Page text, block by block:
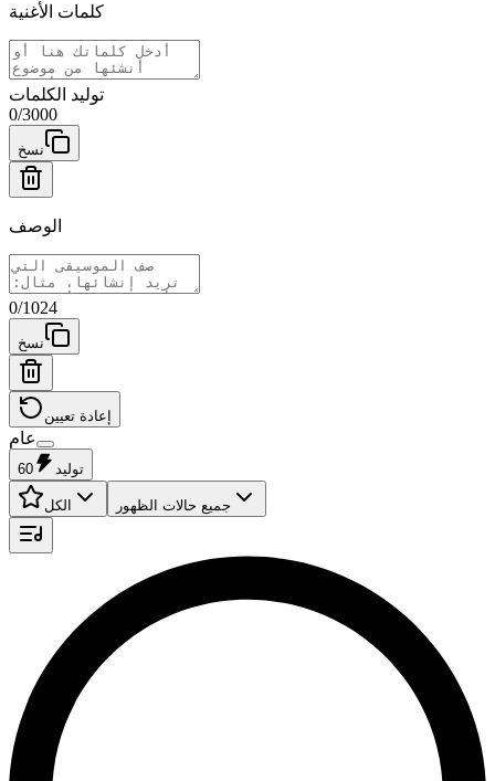
كلمات الأغنية
توليد الكلمات
0/3000
نسخ
الوصف
0/1024
نسخ
إعادة تعيين
عام
توليد 60
الكل جميع حالات الظهور